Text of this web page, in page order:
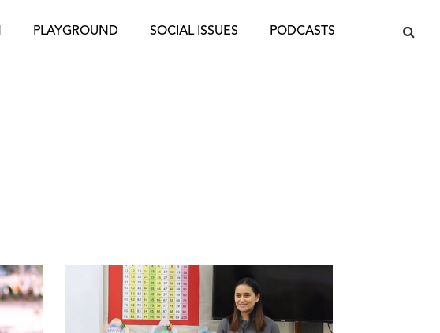
PLAYGROUND SOCIAL ISSUES PODCASTS